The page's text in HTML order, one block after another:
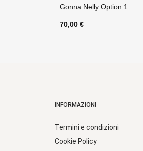
Gonna Pareo Option 32
80,00 €
INFORMAZIONI
Termini e condizioni
Cookie Policy